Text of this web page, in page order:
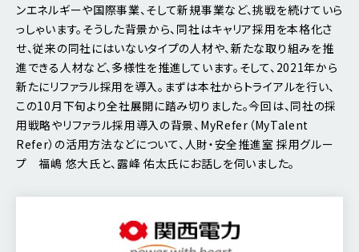
ンエネルギーや国際事業、そして新規事業など、挑戦を続けていら
っしゃいます。そうした背景から、同社はキャリア採用を本格化さ
せ、従来の同社にはいないタイプの人材や、新たな取り組みを推
進できる人材など、多様性を推進しています。そして、2021年から
新たにリファラル採用を導入。まずは本社からトライアルを行い、
この10月下旬より全社展開に踏み切りました。今回は、同社の採
用戦略やリファラル採用導入の背景、MyRefer（MyTalent
Refer）の活用方法などについて、人財・安全推進室 採用グルー
プ 福嶋 悠大氏と、露峰 佑太氏にお話しを伺いました。